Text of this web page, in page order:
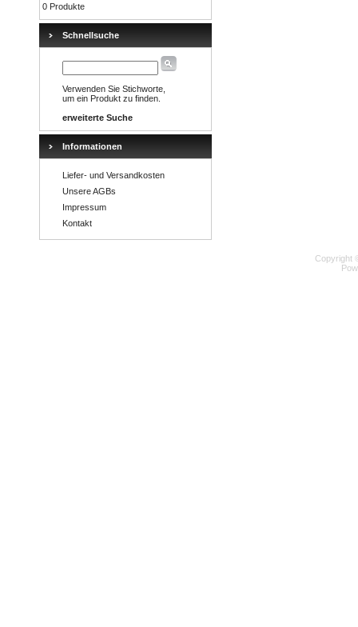
0 Produkte
Schnellsuche
Verwenden Sie Stichworte,
um ein Produkt zu finden.
erweiterte Suche
Informationen
Liefer- und Versandkosten
Unsere AGBs
Impressum
Kontakt
Copyright